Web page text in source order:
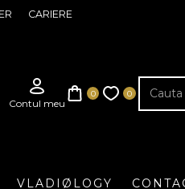
CARIERE
VLADIØLOGY